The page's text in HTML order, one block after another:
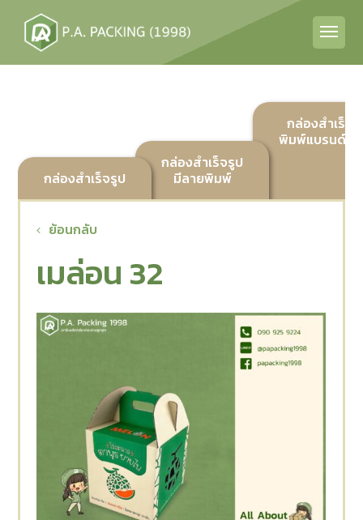
กล่องสำเร็จรูป
กล่องสำเร็จรูป
มีลายพิมพ์
กล่องสำเร็จ
พิมพ์แบรนด์ลู
ย้อนกลับ
เมล่อน 32